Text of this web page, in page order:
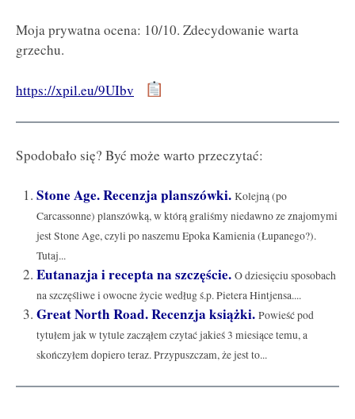
Moja prywatna ocena: 10/10. Zdecydowanie warta
grzechu.
https://xpil.eu/9UIbv
Spodobało się? Być może warto przeczytać:
Stone Age. Recenzja planszówki. Kolejną (po
Carcassonne) planszówką, w którą graliśmy niedawno ze znajomymi
jest Stone Age, czyli po naszemu Epoka Kamienia (Łupanego?).
Tutaj...
Eutanazja i recepta na szczęście. O dziesięciu sposobach
na szczęśliwe i owocne życie według ś.p. Pietera Hintjensa....
Great North Road. Recenzja książki. Powieść pod
tytułem jak w tytule zacząłem czytać jakieś 3 miesiące temu, a
skończyłem dopiero teraz. Przypuszczam, że jest to...